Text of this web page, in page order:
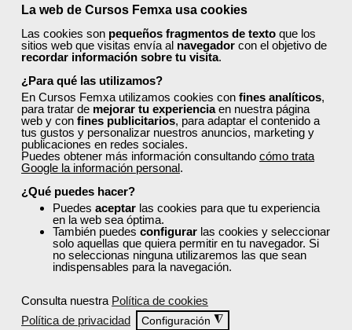
La web de Cursos Femxa usa cookies
Las cookies son pequeños fragmentos de texto que los
sitios web que visitas envía al navegador con el objetivo de
recordar información sobre tu visita.
¿Para qué las utilizamos?
En Cursos Femxa utilizamos cookies con fines analíticos,
para tratar de mejorar tu experienciaen nuestra página
web y con fines publicitarios, para adaptar el contenido a
tus gustos y personalizar nuestros anuncios, marketing y
publicaciones en redes sociales.
Puedes obtener más información consultando cómo trata
Google la información personal.
¿Qué puedes hacer?
Puedes aceptar las cookies para que tu experiencia
en la web sea óptima.
También puedes configurar las cookies y seleccionar
solo aquellas que quiera permitir en tu navegador. Si
no seleccionas ninguna utilizaremos las que sean
indispensables para la navegación.
Consulta nuestra Política de cookies
Política de privacidad
Configuración ◮
auditoría
40% DTO.